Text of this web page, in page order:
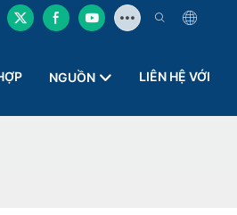
NGUỒN LIÊN HỆ VỚI